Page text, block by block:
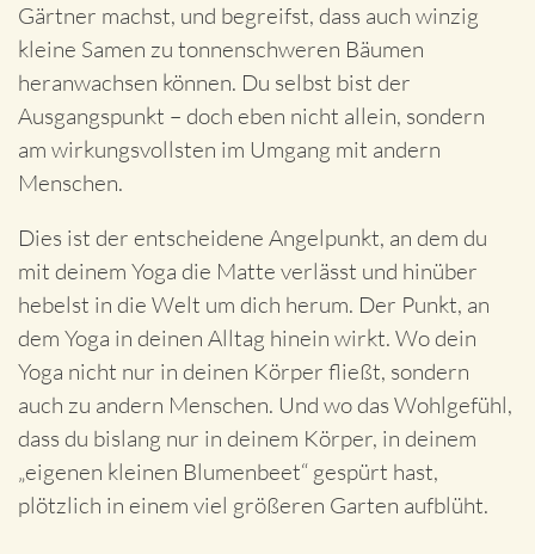
Gärtner machst, und begreifst, dass auch winzig
kleine Samen zu tonnenschweren Bäumen
heranwachsen können. Du selbst bist der
Ausgangspunkt – doch eben nicht allein, sondern
am wirkungsvollsten im Umgang mit andern
Menschen.
Dies ist der entscheidene Angelpunkt, an dem du
mit deinem Yoga die Matte verlässt und hinüber
hebelst in die Welt um dich herum. Der Punkt, an
dem Yoga in deinen Alltag hinein wirkt. Wo dein
Yoga nicht nur in deinen Körper fließt, sondern
auch zu andern Menschen. Und wo das Wohlgefühl,
dass du bislang nur in deinem Körper, in deinem
„eigenen kleinen Blumenbeet“ gespürt hast,
plötzlich in einem viel größeren Garten aufblüht.